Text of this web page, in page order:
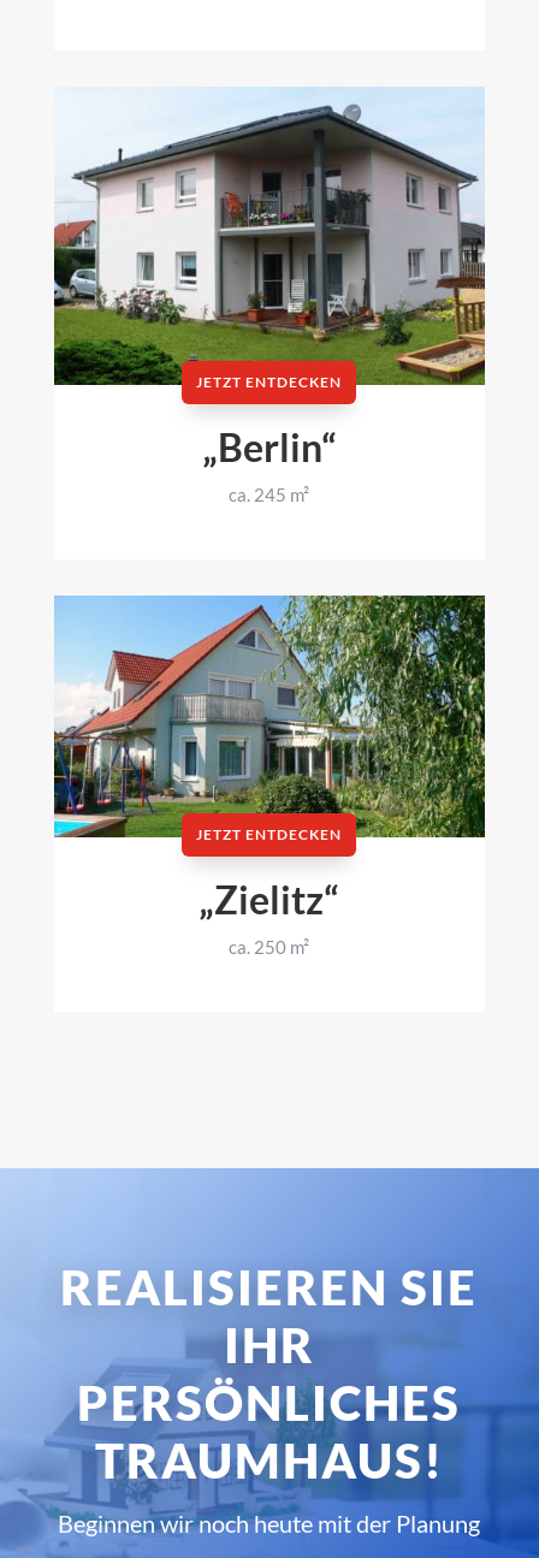
JETZT ENTDECKEN
„Berlin“
ca. 245 m²
JETZT ENTDECKEN
„Zielitz“
ca. 250 m²
REALISIEREN SIE
IHR
PERSÖNLICHES
TRAUMHAUS!
Beginnen wir noch heute mit der Planung